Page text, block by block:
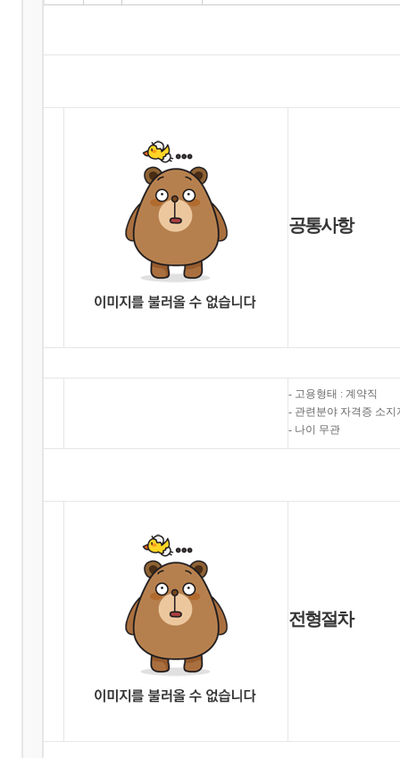
공통사항
- 고용형태 : 계약직
- 관련분야 자격증 소지
- 나이 무관
전형절차